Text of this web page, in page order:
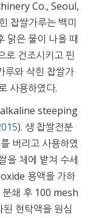
Co., Seoul,
찹쌀가루는 백미
맑은 물이 나올 때
로 건조시키고 핀
루와 삭힌 찹쌀가
사용하였다.
alkaline steeping
). 생 찹쌀전분
버리고 사용하였
을 체에 밭쳐 수세
용액을 가하
분쇄 후 100 mesh
현탁액을 원심